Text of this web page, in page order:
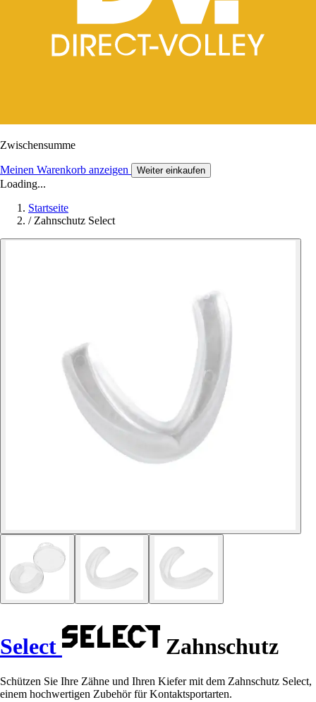
Zwischensumme
Meinen Warenkorb anzeigen Weiter einkaufen
Loading...
Startseite
/ Zahnschutz Select
Select Zahnschutz
Schützen Sie Ihre Zähne und Ihren Kiefer mit dem Zahnschutz Select,
einem hochwertigen Zubehör für Kontaktsportarten.